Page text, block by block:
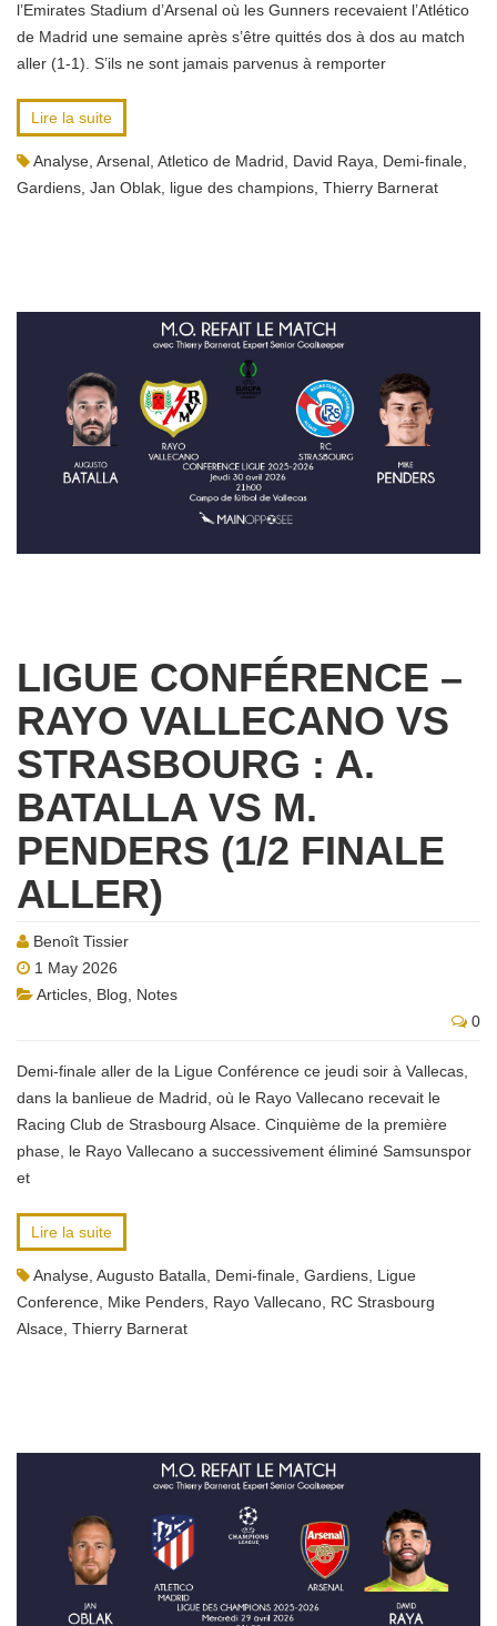
l’Emirates Stadium d’Arsenal où les Gunners recevaient l’Atlético
de Madrid une semaine après s’être quittés dos à dos au match
aller (1-1). S’ils ne sont jamais parvenus à remporter
Lire la suite
Analyse Arsenal Atletico de Madrid David Raya Demi-finale
Gardiens Jan Oblak ligue des champions Thierry Barnerat
LIGUE CONFÉRENCE –
RAYO VALLECANO VS
STRASBOURG : A.
BATALLA VS M.
PENDERS (1/2 FINALE
ALLER)
Benoît Tissier
1 May 2026
Articles Blog
Notes
0
Demi-finale aller de la Ligue Conférence ce jeudi soir à Vallecas,
dans la banlieue de Madrid, où le Rayo Vallecano recevait le
Racing Club de Strasbourg Alsace. Cinquième de la première
phase, le Rayo Vallecano a successivement éliminé Samsunspor
et
Lire la suite
Analyse Augusto Batalla Demi-finale Gardiens Ligue
Conference Mike Penders Rayo Vallecano RC Strasbourg
Alsace Thierry Barnerat